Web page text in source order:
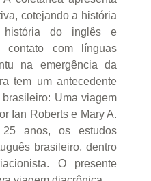
cotejando a história
do inglês e
com línguas
na emergência da
tem um antecedente
Uma viagem
Ian Roberts e Mary A.
anos, os estudos
brasileiro, dentro
O presente